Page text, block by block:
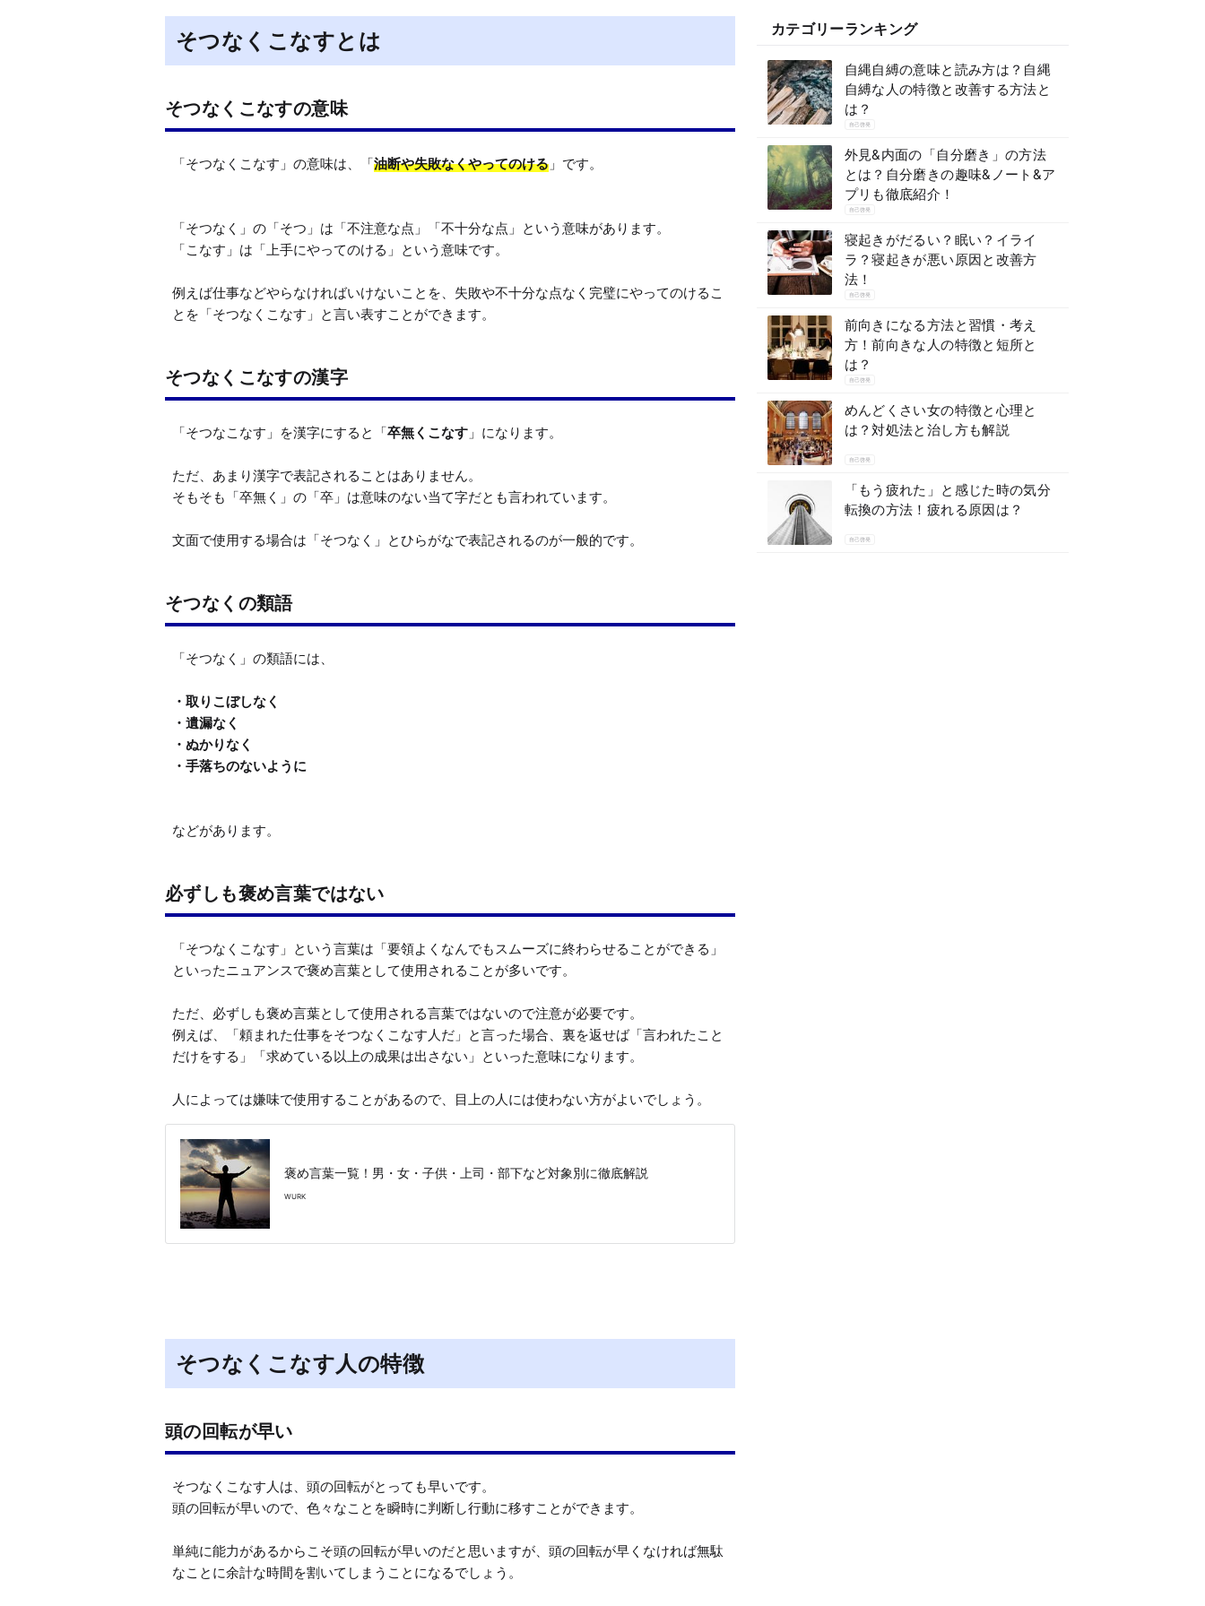
そつなくこなすとは
そつなくこなすの意味
「そつなくこなす」の意味は、「油断や失敗なくやってのける 」です。
「そつなく」の「そつ」は「不注意な点」「不十分な点」という意味があります。
「こなす」は「上手にやってのける」という意味です。
例えば仕事などやらなければいけないことを、失敗や不十分な点なく完璧にやってのけるこ
とを「そつなくこなす」と言い表すことができます。
そつなくこなすの漢字
「そつなこなす」を漢字にすると「卒無くこなす 」になります。
ただ、あまり漢字で表記されることはありません。
そもそも「卒無く」の「卒」は意味のない当て字だとも言われています。
文面で使用する場合は「そつなく」とひらがなで表記されるのが一般的です。
そつなくの類語
・取りこぼしなく
・遺漏なく
・ぬかりなく
などがあります。
必ずしも褒め言葉ではない
「そつなくこなす」という言葉は「要領よくなんでもスムーズに終わらせることができる」
といったニュアンスで褒め言葉として使用されることが多いです。
ただ、必ずしも褒め言葉として使用される言葉ではないので注意が必要です。
例えば、「頼まれた仕事をそつなくこなす人だ」と言った場合、裏を返せば「言われたこと
だけをする」「求めている以上の成果は出さない」といった意味になります。
人によっては嫌味で使用することがあるので、目上の人には使わない方がよいでしょう。
褒め言葉一覧！男・女・子供・上司・部下など対象別に徹底解説
WURK
そつなくこなす人の特徴
頭の回転が早い
そつなくこなす人は、頭の回転がとっても早いです。
頭の回転が早いので、色々なことを瞬時に判断し行動に移すことができます。
単純に能力があるからこそ頭の回転が早いのだと思いますが、頭の回転が早くなければ無駄
なことに余計な時間を割いてしまうことになるでしょう。
カテゴリーランキング
自縄自縛の意味と読み方は？自縄
自縛な人の特徴と改善する方法と
は？
自己啓発
外見&内面の「自分磨き」の方法
とは？自分磨きの趣味&ノート&ア
プリも徹底紹介！
自己啓発
寝起きがだるい？眠い？イライ
ラ？寝起きが悪い原因と改善方
法！
自己啓発
前向きになる方法と習慣・考え
方！前向きな人の特徴と短所と
は？
自己啓発
めんどくさい女の特徴と心理と
は？対処法と治し方も解説
自己啓発
「もう疲れた」と感じた時の気分
転換の方法！疲れる原因は？
自己啓発